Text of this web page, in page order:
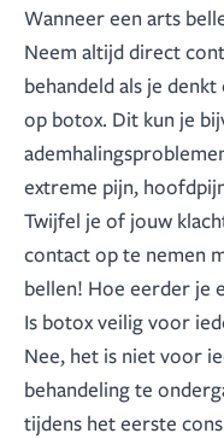
Wanneer een arts
Neem altijd direct
behandeld als je
op botox. Dit kun je
extreme pijn,
Twijfel je of jouw
contact op te nemen
bellen! Hoe eerder je
Is botox veilig voor
Nee, het is niet voor
behandeling te
tijdens het eerste